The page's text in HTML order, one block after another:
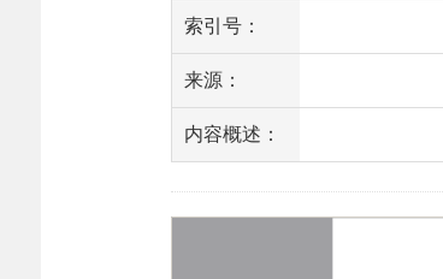
索引号：
来源：
内容概述：